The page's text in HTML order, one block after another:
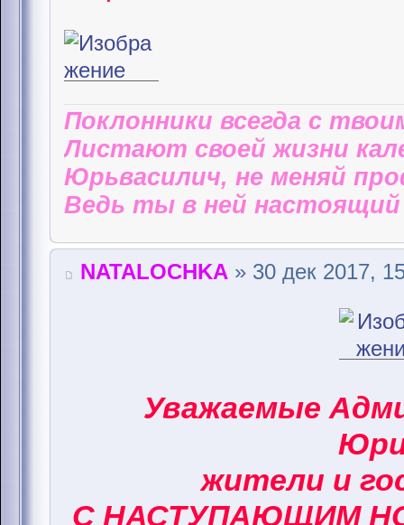
Поклонники всегда с
Листают своей жизни
Юрьвасилич, не меняй
Ведь ты в ней настоящий
NATALOCHKA » 30 дек 2017,
Уважаемые
жители и
С НАСТУПАЮЩИМ